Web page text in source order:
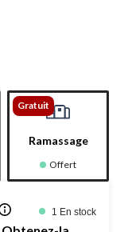
Gratuit
Ramassage
Offert
1 En stock